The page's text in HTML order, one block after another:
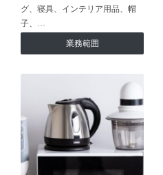
グ、寝具、インテリア用品、帽
子、…
業務範囲